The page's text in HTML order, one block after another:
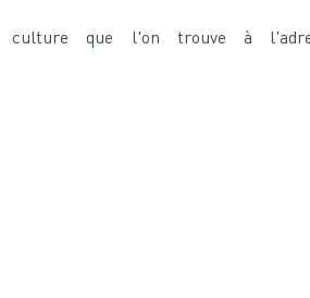
culture que l'on trouve à